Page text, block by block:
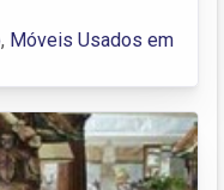
, Móveis Usados em